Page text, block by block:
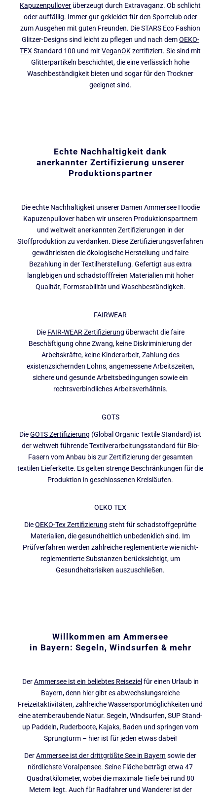
Kapuzenpullover überzeugt durch Extravaganz. Ob schlicht
oder auffällig. Immer gut gekleidet für den Sportclub oder
zum Ausgehen mit guten Freunden. Die STARS Eco Fashion
Glitzer-Designs sind leicht zu pflegen und nach demOEKO-
TEXStandard 100 und mitVeganOKzertifiziert. Sie sind mit
Glitterpartikeln beschichtet, die eine verlässlich hohe
Waschbeständigkeit bieten und sogar für den Trockner
geeignet sind.
Echte Nachhaltigkeit dank
anerkannter Zertifizierung unserer
Produktionspartner
Die echte Nachhaltigkeit unserer Damen Ammersee Hoodie
Kapuzenpullover haben wir unseren Produktionspartnern
und weltweit anerkannten Zertifizierungen in der
Stoffproduktion zu verdanken. Diese Zertifizierungsverfahren
gewährleisten die ökologische Herstellung und faire
Bezahlung in der Textilherstellung. Gefertigt aus extra
langlebigen und schadstofffreien Materialien mit hoher
Qualität, Formstabilität und Waschbeständigkeit.
FAIRWEAR
Die FAIR-WEAR Zertifizierung überwacht die faire
Beschäftigung ohne Zwang, keine Diskriminierung der
Arbeitskräfte, keine Kinderarbeit, Zahlung des
existenzsichernden Lohns, angemessene Arbeitszeiten,
sichere und gesunde Arbeitsbedingungen sowie ein
rechtsverbindliches Arbeitsverhältnis.
GOTS
DieGOTS Zertifizierung (Global Organic Textile Standard) ist
der weltweit führende Textilverarbeitungsstandard für Bio-
Fasern vom Anbau bis zur Zertifizierung der gesamten
textilen Lieferkette. Es gelten strenge Beschränkungen für die
Produktion in geschlossenen Kreisläufen.
OEKO TEX
DieOEKO-Tex Zertifizierung steht für schadstoffgeprüfte
Materialien, die gesundheitlich unbedenklich sind. Im
Prüfverfahren werden zahlreiche reglementierte wie nicht-
reglementierte Substanzen berücksichtigt, um
Gesundheitsrisiken auszuschließen.
Willkommen am Ammersee
in Bayern: Segeln, Windsurfen & mehr
DerAmmersee ist ein beliebtes Reiseziel für einen Urlaub in
Bayern, denn hier gibt es abwechslungsreiche
Freizeitaktivitäten, zahlreiche Wassersportmöglichkeiten und
eine atemberaubende Natur. Segeln, Windsurfen, SUP Stand-
up Paddeln, Ruderboote, Kajaks, Baden und springen vom
Sprungturm – hier ist für jeden etwas dabei!
DerAmmersee ist der drittgrößte See in Bayern sowie der
nördlichste Voralpensee. Seine Fläche beträgt etwa 47
Quadratkilometer, wobei die maximale Tiefe bei rund 80
Metern liegt. Auch für Radfahrer und Wanderer ist der